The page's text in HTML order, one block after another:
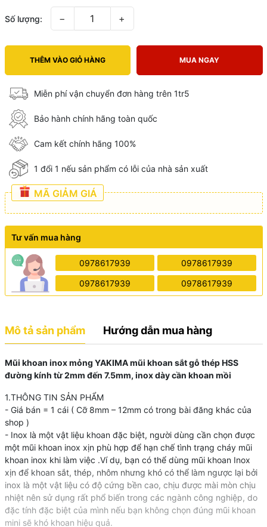
Số lượng: − +
THÊM VÀO GIỎ HÀNG MUA NGAY
Miễn phí vận chuyển đơn hàng trên 1tr5
Bảo hành chính hãng toàn quốc
Cam kết chính hãng 100%
1 đổi 1 nếu sản phẩm có lỗi của nhà sản xuất
MÃ GIẢM GIÁ
Tư vấn mua hàng
0978617939 0978617939
0978617939 0978617939
Mô tả sản phẩm Hướng dẫn mua hàng
Mũi khoan inox mỏng YAKIMA mũi khoan sắt gỗ thép HSS
đường kính từ 2mm đến 7.5mm, inox dày cần khoan mồi
1.THÔNG TIN SẢN PHẨM
- Giá bán = 1 cái ( Cỡ 8mm – 12mm có trong bài đăng khác của
shop )
- Inox là một vật liệu khoan đặc biệt, người dùng cần chọn được
một mũi khoan inox xịn phù hợp để hạn chế tình trạng cháy mũi
khoan inox khi làm việc .Ví dụ, bạn có thể dùng mũi khoan Inox
xịn để khoan sắt, thép, nhôm nhưng khó có thể làm ngược lại bởi
inox là một vật liệu có độ cứng bền cao, chịu được mài mòn chịu
nhiệt nên sử dụng rất phổ biến trong các ngành công nghiệp, do
đặc tính đặc biệt của mình nếu bạn không chọn đúng mũi khoan
mini sẽ khó khoan hiệu quả.